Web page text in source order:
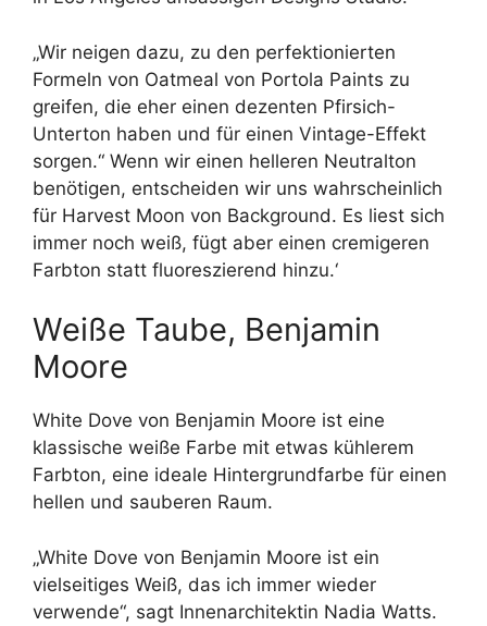
„Wir neigen dazu, zu den perfektionierten
Formeln von Oatmeal von Portola Paints zu
greifen, die eher einen dezenten Pfirsich-
Unterton haben und für einen Vintage-Effekt
sorgen.“ Wenn wir einen helleren Neutralton
benötigen, entscheiden wir uns wahrscheinlich
für Harvest Moon von Background. Es liest sich
immer noch weiß, fügt aber einen cremigeren
Farbton statt fluoreszierend hinzu.‘
Weiße Taube, Benjamin
Moore
White Dove von Benjamin Moore ist eine
klassische weiße Farbe mit etwas kühlerem
Farbton, eine ideale Hintergrundfarbe für einen
hellen und sauberen Raum.
„White Dove von Benjamin Moore ist ein
vielseitiges Weiß, das ich immer wieder
verwende“, sagt Innenarchitektin Nadia Watts.